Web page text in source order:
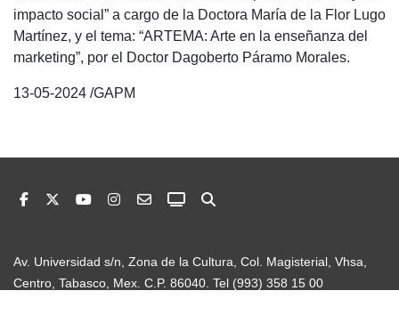
impacto social” a cargo de la Doctora María de la Flor Lugo
Martínez, y el tema: “ARTEMA: Arte en la enseñanza del
marketing”, por el Doctor Dagoberto Páramo Morales.
13-05-2024 /GAPM
Av. Universidad s/n, Zona de la Cultura, Col. Magisterial, Vhsa,
Centro, Tabasco, Mex. C.P. 86040. Tel (993) 358 15 00